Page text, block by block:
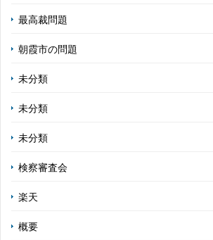
最高裁問題
朝霞市の問題
未分類
未分類
未分類
検察審査会
楽天
概要